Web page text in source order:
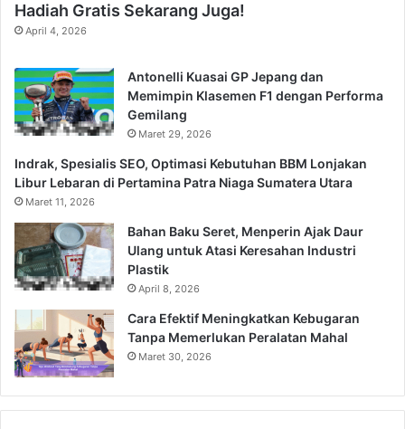
Hadiah Gratis Sekarang Juga!
April 4, 2026
Antonelli Kuasai GP Jepang dan
Memimpin Klasemen F1 dengan Performa
Gemilang
Maret 29, 2026
Indrak, Spesialis SEO, Optimasi Kebutuhan BBM Lonjakan
Libur Lebaran di Pertamina Patra Niaga Sumatera Utara
Maret 11, 2026
Bahan Baku Seret, Menperin Ajak Daur
Ulang untuk Atasi Keresahan Industri
Plastik
April 8, 2026
Cara Efektif Meningkatkan Kebugaran
Tanpa Memerlukan Peralatan Mahal
Maret 30, 2026